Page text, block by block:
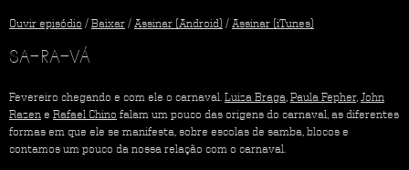
Ouvir episódio / Baixar / Assinar (Android) / Assinar (iTunes)
SA-RA-VÁ
Fevereiro chegando e com ele o carnaval. Luiza Braga, Paula Fepher, John
Razen e Rafael Chino falam um pouco das origens do carnaval, as diferentes
formas em que ele se manifesta, sobre escolas de samba, blocos e
contamos um pouco da nossa relação com o carnaval.